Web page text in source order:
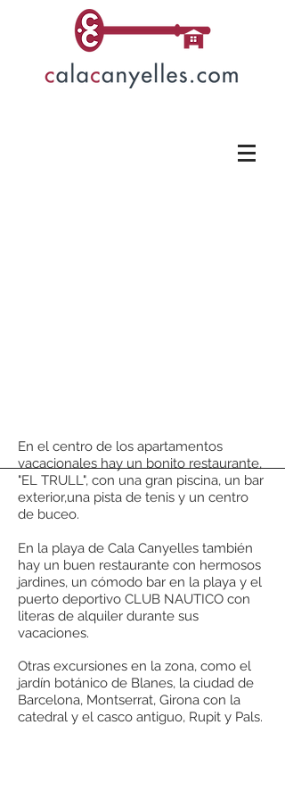
En el centro de los apartamentos
vacacionales hay un bonito restaurante,
"EL TRULL", con una gran piscina, un bar
exterior,una pista de tenis y un centro
de buceo.
En la playa de Cala Canyelles también
hay un buen restaurante con hermosos
jardines, un cómodo bar en la playa y el
puerto deportivo CLUB NAUTICO con
literas de alquiler durante sus
vacaciones.
Otras excursiones en la zona, como el
jardín botánico de Blanes, la ciudad de
Barcelona, ​​Montserrat, Girona con la
catedral y el casco antiguo, Rupit y Pals.